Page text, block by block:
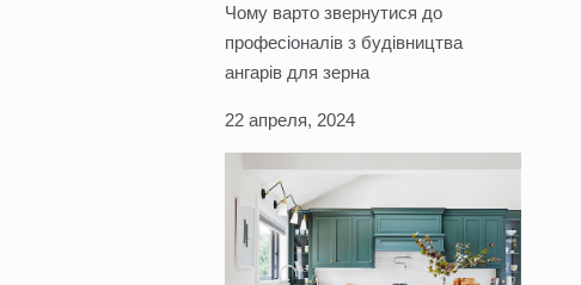
Чому варто звернутися до
професіоналів з будівництва
ангарів для зерна
22 апреля, 2024